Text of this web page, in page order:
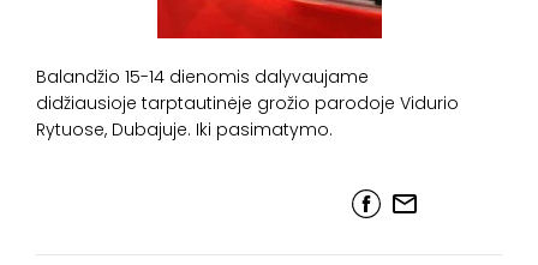
Balandžio 15-14 dienomis dalyvaujame
didžiausioje tarptautinėje grožio parodoje Vidurio
Rytuose, Dubajuje. Iki pasimatymo.